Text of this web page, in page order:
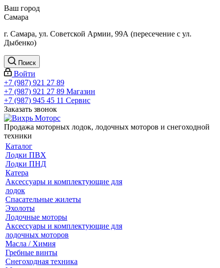
Ваш город
Самара
г. Самара, ул. Советской Армии, 99А (пересечение с ул.
Дыбенко)
Поиск
Войти
+7 (987) 921 27 89
+7 (987) 921 27 89 Магазин
+7 (987) 945 45 11 Сервис
Заказать звонок
Продажа моторных лодок, лодочных моторов и снегоходной
техники
Каталог
Лодки ПВХ
Лодки ПНД
Катера
Аксессуары и комплектующие для
лодок
Спасательные жилеты
Эхолоты
Лодочные моторы
Аксессуары и комплектующие для
лодочных моторов
Масла / Химия
Гребные винты
Снегоходная техника